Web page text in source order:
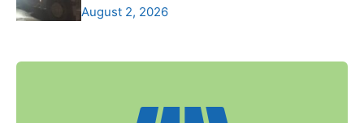
August 2, 2026